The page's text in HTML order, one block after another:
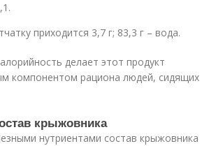
приходится 3,7 г; 83,3 г – вода.
делает этот продукт
компонентом рациона людей, сидящих
крыжовника
нутриентами состав крыжовника